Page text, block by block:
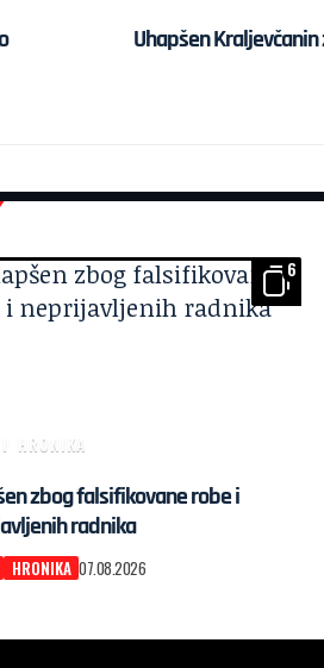
Uhapšen
6
HRONIKA
zbog falsifikovane robe i
radnika
HRONIKA 07.08.2026